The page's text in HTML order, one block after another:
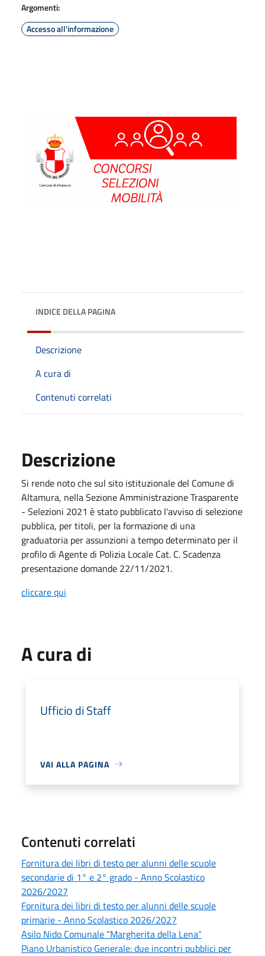
Argomenti:
Accesso all'informazione
INDICE DELLA PAGINA
Descrizione
A cura di
Contenuti correlati
Descrizione
Si rende noto che sul sito istituzionale del Comune di
Altamura, nella Sezione Amministrazione Trasparente
- Selezioni 2021 è stato pubblicato l'avviso di selezione
pubblica, per titoli, per la formazione di una
graduatoria per assunzioni a tempo determinato per il
profilo di Agente di Polizia Locale Cat. C. Scadenza
presentazione domande 22/11/2021.
cliccare qui
A cura di
Ufficio di Staff
VAI ALLA PAGINA
Contenuti correlati
Fornitura dei libri di testo per alunni delle scuole
secondarie di 1° e 2° grado - Anno Scolastico
2026/2027
Fornitura dei libri di testo per alunni delle scuole
primarie - Anno Scolastico 2026/2027
Asilo Nido Comunale “Margherita della Lena”
Piano Urbanistico Generale: due incontri pubblici per